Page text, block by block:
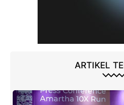
ARTIKEL